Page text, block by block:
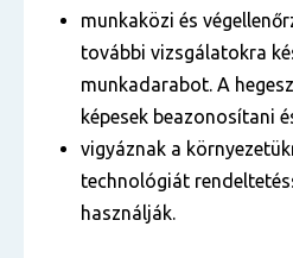
munkaközi és
további vizsgálatokra
munkadarabot. A
képesek beazonosítani
vigyáznak a
technológiát
használják.